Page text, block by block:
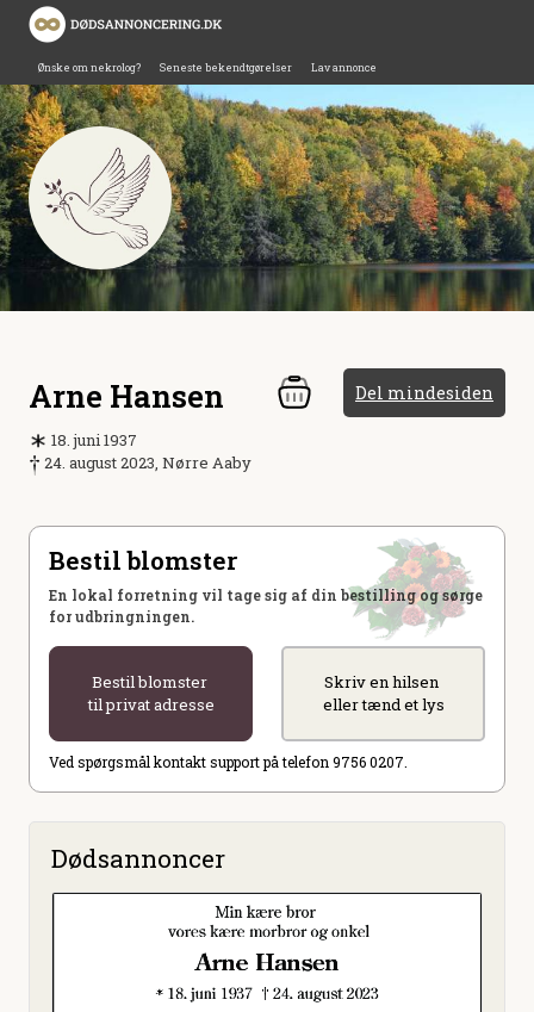
Ønske om nekrolog? Seneste bekendtgørelser Lav annonce
Arne Hansen Del mindesiden
18. juni 1937
24. august 2023, Nørre Aaby
Bestil blomster
En lokal forretning vil tage sig af din bestilling og sørge
for udbringningen.
Bestil blomster
til privat adresse
Skriv en hilsen
eller tænd et lys
Ved spørgsmål kontakt support på telefon 9756 0207.
Dødsannoncer